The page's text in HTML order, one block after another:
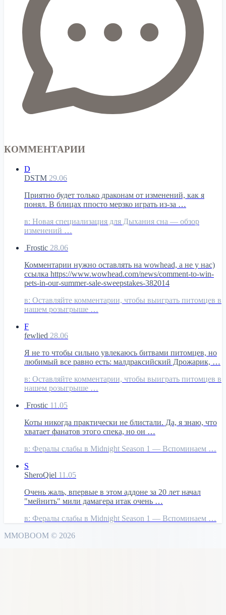
КОММЕНТАРИИ
D
DSTM 29.06
Приятно будет только драконам от изменений, как я
понял. В блицах ппосто мерзко играть из-за …
в: Новая специализация для Дыхания сна — обзор
изменений …
Frostic 28.06
Комментарии нужно оставлять на wowhead, а не у нас)
ссылка https://www.wowhead.com/news/comment-to-win-
pets-in-our-summer-sale-sweepstakes-382014
в: Оставляйте комментарии, чтобы выиграть питомцев в
нашем розыгрыше …
F
fewlied 28.06
Я не то чтобы сильно увлекаюсь битвами питомцев, но
любимый все равно есть: малдраксийский Дрожарик, …
в: Оставляйте комментарии, чтобы выиграть питомцев в
нашем розыгрыше …
Frostic 11.05
Коты никогда практически не блистали. Да, я знаю, что
хватает фанатов этого спека, но он …
в: Фералы слабы в Midnight Season 1 — Вспоминаем …
S
SheroQiel 11.05
Очень жаль, впервые в этом аддоне за 20 лет начал
"мейнить" мили дамагера итак очень …
в: Фералы слабы в Midnight Season 1 — Вспоминаем …
MMOBOOM © 2026